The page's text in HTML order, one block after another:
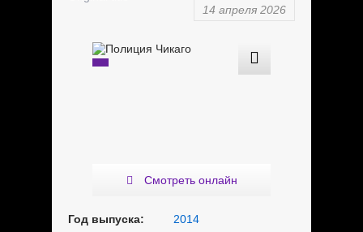
14 апреля 2026
Смотреть онлайн
Год выпуска:
2014